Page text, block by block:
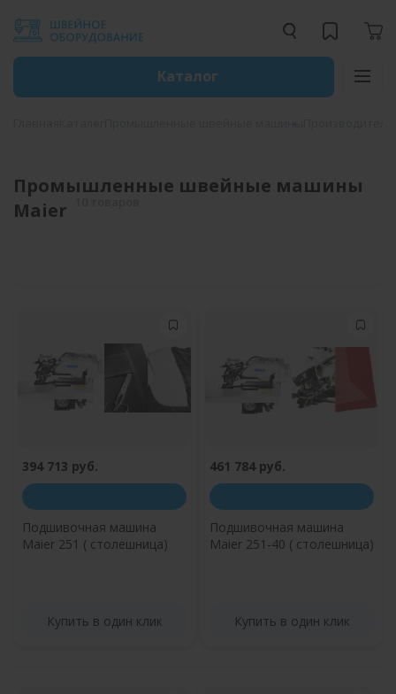
Каталог
Промышленные швейные машины
Maier
394 713 руб.
Подшивочная машина
Maier 251 ( столешница)
Купить в один клик
461 784 руб.
Подшивочная машина
Maier 251-40 ( столешница)
Купить в один клик